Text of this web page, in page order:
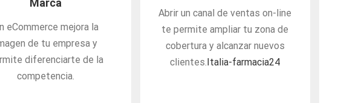
Marca
eCommerce mejora la
de tu empresa y
diferenciarte de la
competencia.
Abrir un canal de ventas on-line
te permite ampliar tu zona de
cobertura y alcanzar nuevos
clientes.Italia-farmacia24